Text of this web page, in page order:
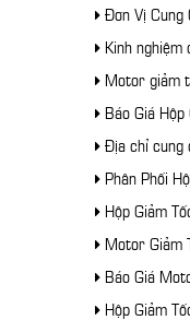
Đơn Vị Cung
Kinh
Motor giảm
Báo Giá
Địa chỉ cung
Phân Phối
Hộp Giảm
Motor Giảm
Báo Giá
Hộp Giảm